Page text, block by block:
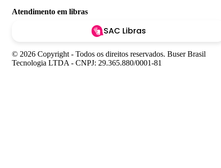
Atendimento em libras
SAC Libras
© 2026 Copyright - Todos os direitos reservados. Buser Brasil
Tecnologia LTDA - CNPJ: 29.365.880/0001-81